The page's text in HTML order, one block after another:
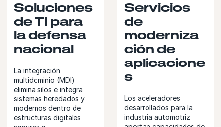
Soluciones
de TI para
la defensa
nacional
La integración
multidominio (MDI)
elimina silos e integra
sistemas heredados y
modernos dentro de
estructuras digitales
Servicios
de
moderniza
ción de
aplicacione
s
Los aceleradores
desarrollados para la
industria automotriz